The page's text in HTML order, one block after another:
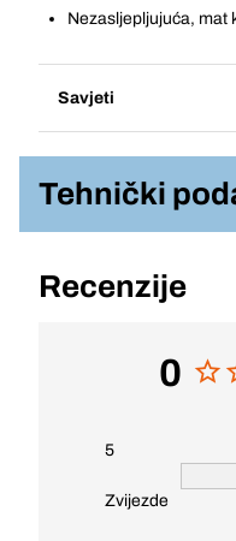
Nezasljepljujuća, mat
Savjeti
Tehnički
Recenzije
0
5
Zvijezde